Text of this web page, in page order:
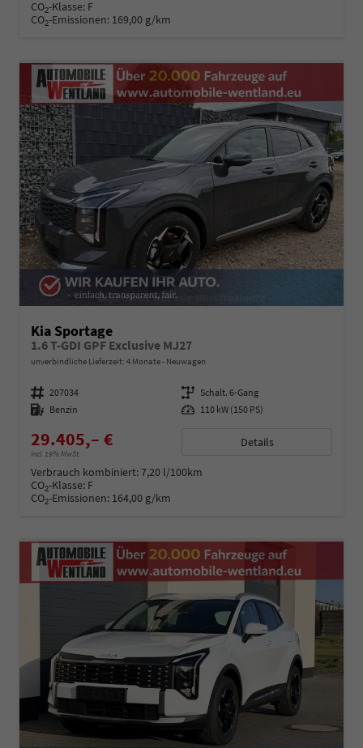
CO2-Klasse: F
CO2-Emissionen: 169,00 g/km
Kia Sportage
1.6 T-GDI GPF Exclusive MJ27
unverbindliche Lieferzeit: 4 Monate Neuwagen
Fahrzeugnummer 207034 Getriebe Schalt. 6-Gang
Kraftstoff Benzin Leistung 110 kW (150 PS)
29.405,– €
incl. 19% MwSt.
Details
Verbrauch kombiniert:7,20 l/100km
CO2-Klasse: F
CO2-Emissionen: 164,00 g/km